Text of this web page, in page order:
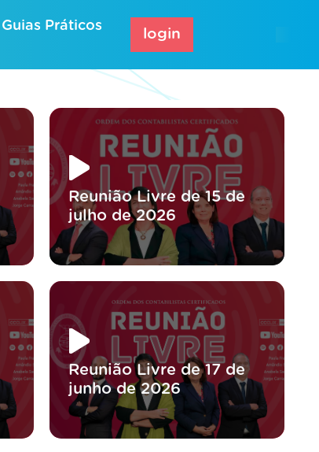
Guias Práticos
login
Reunião Livre de 15 de
julho de 2026
Reunião Livre de 17 de
junho de 2026